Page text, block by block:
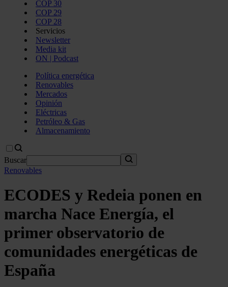
COP 30
COP 29
COP 28
Servicios
Newsletter
Media kit
ON | Podcast
Política energética
Renovables
Mercados
Opinión
Eléctricas
Petróleo & Gas
Almacenamiento
Buscar
Renovables
ECODES y Redeia ponen en
marcha Nace Energía, el
primer observatorio de
comunidades energéticas de
España